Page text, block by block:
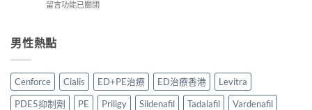
完
整
略〉
中
男
健
實
對
比〉
港
指
貨
辨
別、
作
全
港
用
在
西
汀
名
藥
邊
留言功能已關閉
男性熱點
Cenforce Cialis ED+PE治療 ED治療香港
Levitra
PDE5抑制劑
PE Priligy Sildenafil Tadalafil
Vardenafil